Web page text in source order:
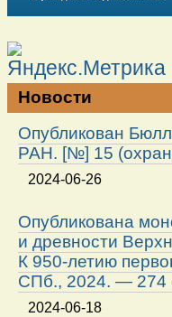
Новости
Опубликован
РАН. [№] 15
2024-06-26
Опубликована
и древности
К 950-летию
СПб., 2024. — 274
2024-06-18